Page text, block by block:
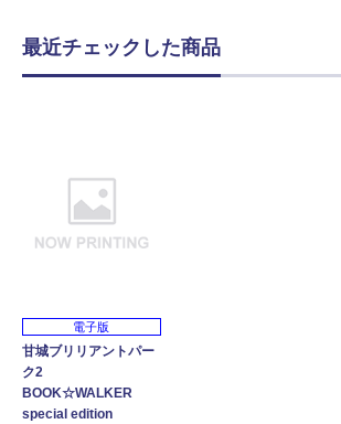
最近チェックした商品
電子版
甘城ブリリアントパー
ク2
BOOK☆WALKER
special edition